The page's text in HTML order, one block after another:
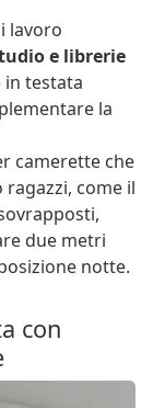
lavoro
e librerie
in testata
la
camerette che
come il
due metri
notte.
con